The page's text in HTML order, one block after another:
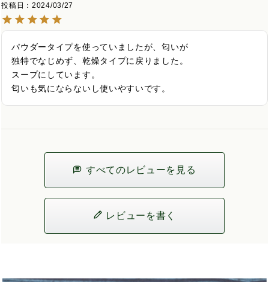
投稿日
2024/03/27
パウダータイプを使っていましたが、匂いが
独特でなじめず、乾燥タイプに戻りました。
スープにしています。
匂いも気にならないし使いやすいです。
すべてのレビューを見る
レビューを書く